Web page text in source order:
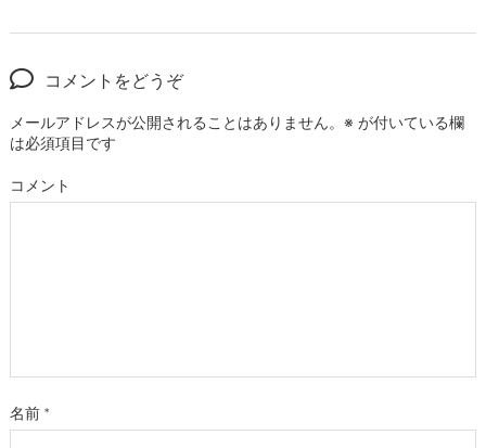
コメントをどうぞ
メールアドレスが公開されることはありません。 ※ が付いている欄
は必須項目です
コメント
名前 *